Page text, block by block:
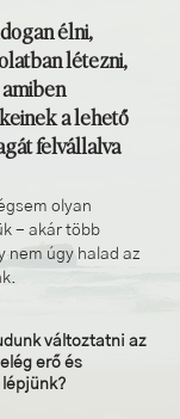
élni,
létezni,
a lehető
felvállalva
olyan
- akár több
úgy halad az
változtatni az
erő és